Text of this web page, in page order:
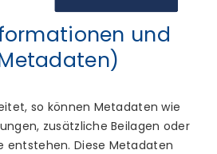
und
so können Metadaten wie
zusätzliche Beilagen oder
entstehen. Diese Metadaten